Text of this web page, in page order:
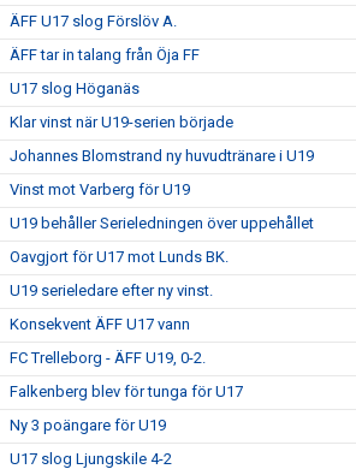
ÄFF U17 slog Förslöv A.
ÄFF tar in talang från Öja FF
U17 slog Höganäs
Klar vinst när U19-serien började
Johannes Blomstrand ny huvudtränare i U19
Vinst mot Varberg för U19
U19 behåller Serieledningen över uppehållet
Oavgjort för U17 mot Lunds BK.
U19 serieledare efter ny vinst.
Konsekvent ÄFF U17 vann
FC Trelleborg - ÄFF U19, 0-2.
Falkenberg blev för tunga för U17
Ny 3 poängare för U19
U17 slog Ljungskile 4-2